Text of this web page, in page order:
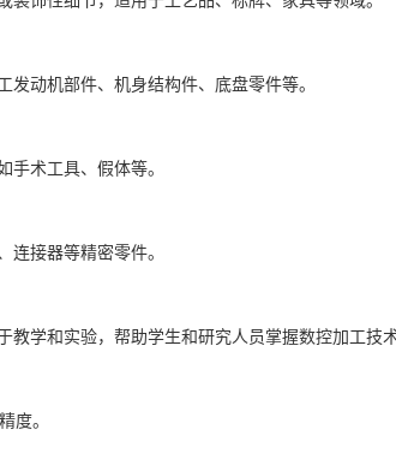
动机部件、机身结构件、底盘零件等。
术工具、假体等。
接器等精密零件。
教学和实验，帮助学生和研究人员掌握数控加工技
度。